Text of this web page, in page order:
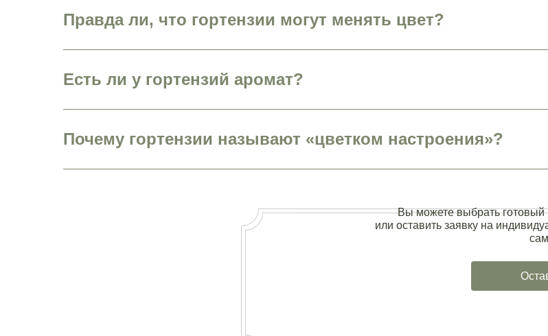
Правда ли, что гортензии могут менять цвет?
Есть ли у гортензий аромат?
Почему гортензии называют «цветком настроения»?
Вы можете выбрать готовый
или оставить заявку на